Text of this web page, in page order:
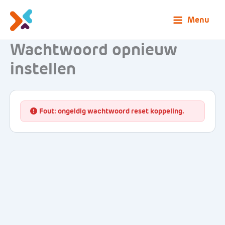
naar
inhoud
Menu
Wachtwoord opnieuw
instellen
Fout: ongeldig wachtwoord reset koppeling.